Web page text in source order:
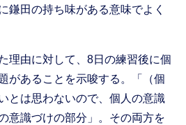
鎌田の持ち味がある意味でよく
理由に対して、8日の練習後に個
があることを示唆する。「（個
とは思わないので、個人の意識
意識づけの部分」。その両方を